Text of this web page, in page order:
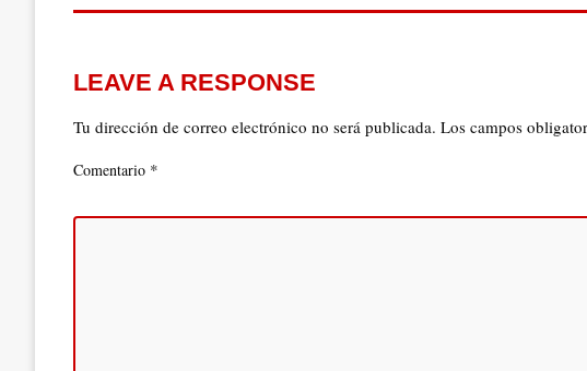
LEAVE A RESPONSE
Tu dirección de correo electrónico no será publicada. Los campos
Comentario *